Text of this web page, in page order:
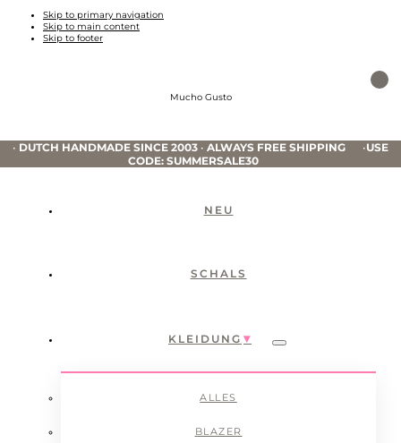
Skip to primary navigation
Skip to main content
Skip to footer
Mucho Gusto
• DUTCH HANDMADE SINCE 2003 • ALWAYS FREE SHIPPING •USE
CODE: SUMMERSALE30
NEU
SCHALS
KLEIDUNG
Submenu
ALLES
BLAZER